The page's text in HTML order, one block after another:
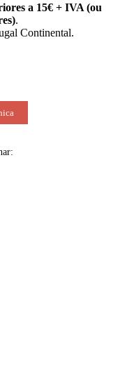
a 15€ + IVA (ou
.
Continental.